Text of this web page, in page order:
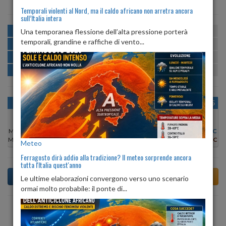
MATTINA min:17º max:26º U:
POMERIGGIO min:26º max:28º
SERA min:21º max:27º U:77% 90%
NOTTE min: 17º max:20º U:87%
OGGI
Min:
16°C
Max:26°C
LUN 10
Min:
Max:27°C
MAR 11
Min:18°C
Max:27°C
MER 12
Min:
17°C
Max:26°C
GIO 13
Max:25°C
VEN 14
Min:19°C
Max:25°C
SAB 15
19°C
Max:26°C
Previsioni del Tempo a Tesimo tra 3 giorni
Temporali violenti al Nord, ma il caldo africano non arretra ancora
sull’Italia intera
Una temporanea flessione dell’alta pressione porterà
temporali, grandine e raffiche di vento...
Meteo
Ferragosto dirà addio alla tradizione? Il meteo sorprende ancora
tutta l'Italia quest'anno
Le ultime elaborazioni convergono verso uno scenario
ormai molto probabile: il ponte di...